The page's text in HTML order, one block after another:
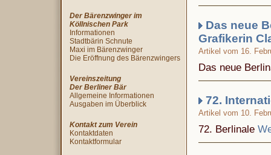
Das neue
Grafikerin
Artikel vom 16.
Das neue
72.
Artikel vom 10.
72. Berlinale
Der Bärenzwinger im
Köllnischen Park
Informationen
Stadtbärin Schnute
Maxi im Bärenzwinger
Die Eröffnung des Bärenzwingers
Vereinszeitung
Der Berliner Bär
Allgemeine Informationen
Ausgaben im Überblick
Kontakt zum Verein
Kontaktdaten
Kontaktformular